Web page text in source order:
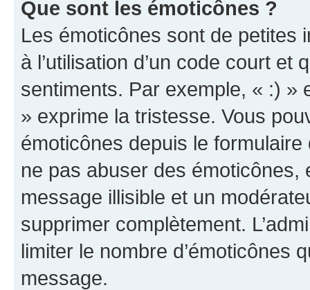
Que sont les émoticônes ?
Les émoticônes sont de petites
à l’utilisation d’un code court et
sentiments. Par exemple, « :) »
» exprime la tristesse. Vous
émoticônes depuis le
ne pas abuser des
message illisible et un
supprimer complètement.
limiter le nombre d’émoticônes
message.